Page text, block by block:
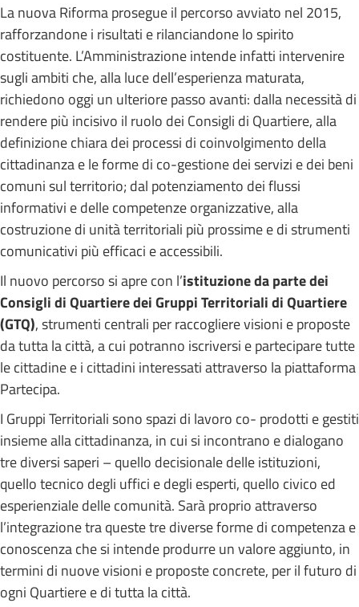
La nuova Riforma prosegue il percorso avviato nel 2015,
rafforzandone i risultati e rilanciandone lo spirito
costituente. L’Amministrazione intende infatti intervenire
sugli ambiti che, alla luce dell’esperienza maturata,
richiedono oggi un ulteriore passo avanti: dalla necessità di
rendere più incisivo il ruolo dei Consigli di Quartiere, alla
definizione chiara dei processi di coinvolgimento della
cittadinanza e le forme di co-gestione dei servizi e dei beni
comuni sul territorio; dal potenziamento dei flussi
informativi e delle competenze organizzative, alla
costruzione di unità territoriali più prossime e di strumenti
comunicativi più efficaci e accessibili.
Il nuovo percorso si apre con l’istituzione da parte dei
Consigli di Quartiere dei Gruppi Territoriali di Quartiere
(GTQ), strumenti centrali per raccogliere visioni e proposte
da tutta la città, a cui potranno iscriversi e partecipare tutte
le cittadine e i cittadini interessati attraverso la piattaforma
Partecipa.
I Gruppi Territoriali sono spazi di lavoro co- prodotti e gestiti
insieme alla cittadinanza, in cui si incontrano e dialogano
tre diversi saperi – quello decisionale delle istituzioni,
quello tecnico degli uffici e degli esperti, quello civico ed
esperienziale delle comunità. Sarà proprio attraverso
l’integrazione tra queste tre diverse forme di competenza e
conoscenza che si intende produrre un valore aggiunto, in
termini di nuove visioni e proposte concrete, per il futuro di
ogni Quartiere e di tutta la città.